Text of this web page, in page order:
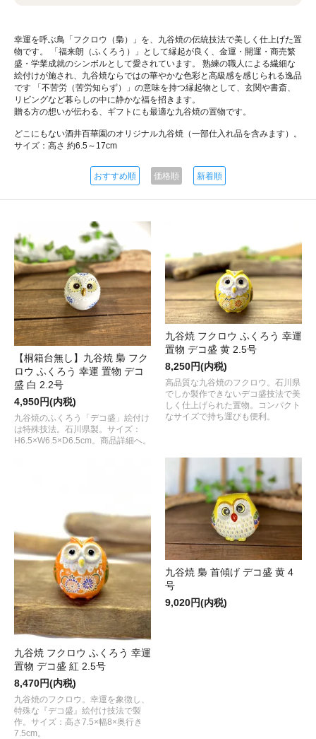
幸運を呼ぶ鳥「フクロウ（梟）」を、九谷焼の伝統技法で美しく仕上げた置
物です。 「福来朗（ふくろう）」として縁起が良く、金運・開運・商売繁
盛・学業成就のシンボルとして愛されています。 熟練の職人による繊細な
絵付けが施され、九谷焼ならではの華やかな色彩と高級感を感じられる逸品
です 「不苦労（苦労知らず）」の意味を持つ縁起物として、玄関や書斎、
リビングなど暮らしの中に静かな福を招きます。
贈る方の想いが伝わる、ギフトにも最適な九谷焼の置物です。
どこにもない酒井百華園のオリジナル九谷焼（一部仕入れ品を含みます）。
サイズ：高さ 約6.5～17cm
おすすめ順 価格順 新着順
【桐箱台無し】九谷焼 梟 フク
ロウ ふくろう 幸運 置物 デコ
盛 白 2.2号
4,950円(内税)
九谷焼のふくろう「デコ盛」絵付け
は特殊技法。石川県製。サイズ：
H6.5×W6.5×D6.5cm。商品詳細へ。
九谷焼 フクロウ ふくろう 幸運
置物 デコ盛 黄 2.5号
8,250円(内税)
高品質な九谷焼のフクロウ。石川県
でしか製作できないデコ盛技法で美
しく仕上げられた置物。コンパクト
なサイズで持ち運びも便利。
九谷焼 フクロウ ふくろう 幸運
置物 デコ盛 紅 2.5号
8,470円(内税)
九谷焼のフクロウ。幸運を象徴し、
特殊な『デコ盛』絵付け技法で製
作。サイズ：高さ7.5×幅8×奥行き
7.5cm。
九谷焼 梟 首傾げ デコ盛 黄 4
号
9,020円(内税)